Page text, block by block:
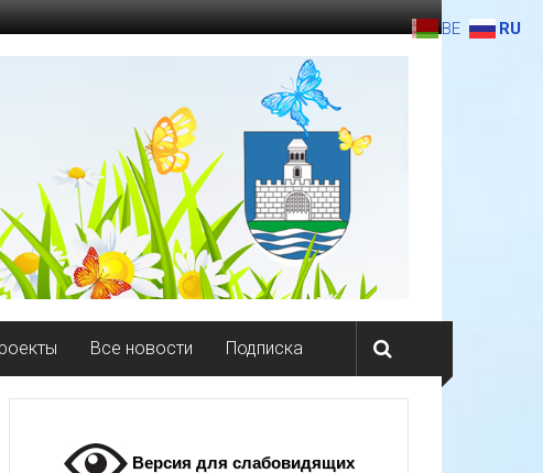
Все новости Подписка
Версия для слабовидящих
BE RU